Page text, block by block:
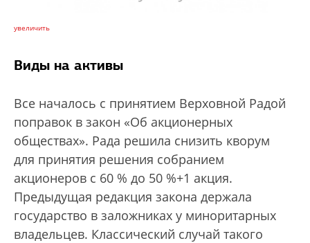
увеличить
Виды на активы
Все началось с принятием Верховной Радой
поправок в закон «Об акционерных
обществах». Рада решила снизить кворум
для принятия решения собранием
акционеров с 60 % до 50 %+1 акция.
Предыдущая редакция закона держала
государство в заложниках у миноритарных
владельцев. Классический случай такого